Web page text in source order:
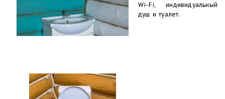
Wi-Fi, индивидуальный
душ и туалет.